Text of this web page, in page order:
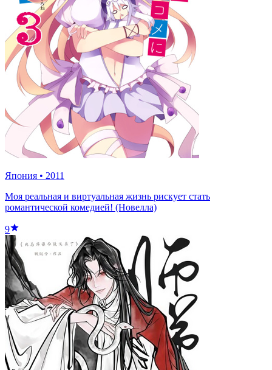
Япония • 2011
Моя реальная и виртуальная жизнь рискует стать
романтической комедией! (Новелла)
9